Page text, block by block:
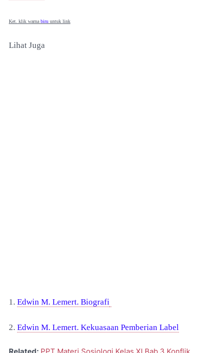
Ket. klik warna biru untuk link
Lihat Juga
1. Edwin M. Lemert. Biografi
2. Edwin M. Lemert. Kekuasaan Pemberian Label